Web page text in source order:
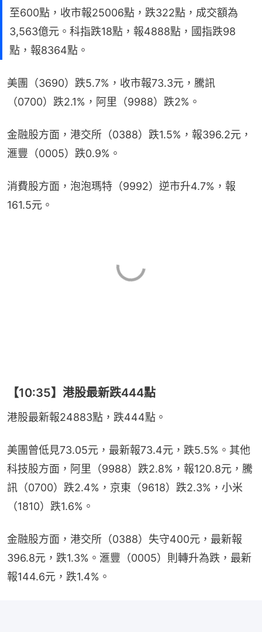
至600點，收市報25006點，跌322點，成交額為
3,563億元。科指跌18點，報4888點，國指跌98
點，報8364點。
美團（3690）跌5.7%，收市報73.3元，騰訊
（0700）跌2.1%，阿里（9988）跌2%。
金融股方面，港交所（0388）跌1.5%，報396.2元，
滙豐（0005）跌0.9%。
消費股方面，泡泡瑪特（9992）逆市升4.7%，報
161.5元。
【10:35】港股最新跌444點
港股最新報24883點，跌444點。
美團曾低見73.05元，最新報73.4元，跌5.5%。其他
科技股方面，阿里（9988）跌2.8%，報120.8元，騰
訊（0700）跌2.4%，京東（9618）跌2.3%，小米
（1810）跌1.6%。
金融股方面，港交所（0388）失守400元，最新報
396.8元，跌1.3%。滙豐（0005）則轉升為跌，最新
報144.6元，跌1.4%。